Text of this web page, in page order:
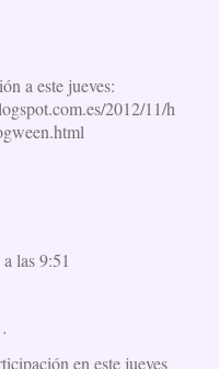
a este jueves:
2012/11/h
las 9:51
en este jueves